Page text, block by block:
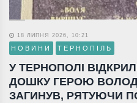
18 ЛИПНЯ 2026, 10:21
НОВИНИ ТЕРНОПІЛЬ
У ТЕРНОПОЛІ
ДОШКУ ГЕРОЮ
ЗАГИНУВ, РЯТУЮЧИ